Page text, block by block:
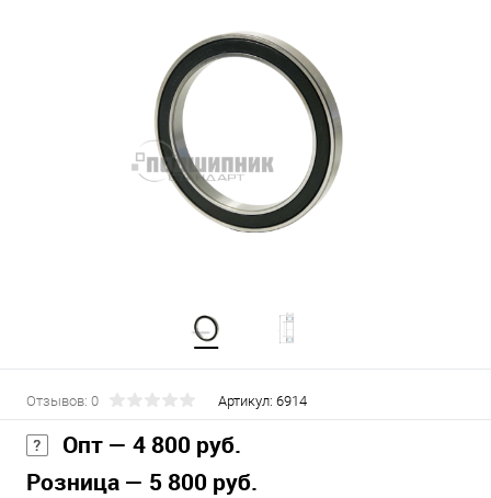
Отзывов: 0 Артикул: 6914
Опт — 4 800 руб.
Розница — 5 800 руб.